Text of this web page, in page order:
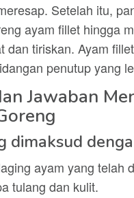
Setelah itu,
ayam fillet hingga
dan tiriskan. Ayam
penutup yang
Jawaban
dimaksud
ayam yang telah
tulang dan kulit.